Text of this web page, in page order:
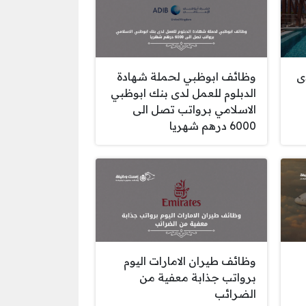
وظائف ابوظبي لحملة شهادة
الدبلوم للعمل لدى بنك ابوظبي
الاسلامي برواتب تصل الى
6000 درهم شهريا
وظائف طيران الامارات اليوم
برواتب جذابة معفية من
الضرائب